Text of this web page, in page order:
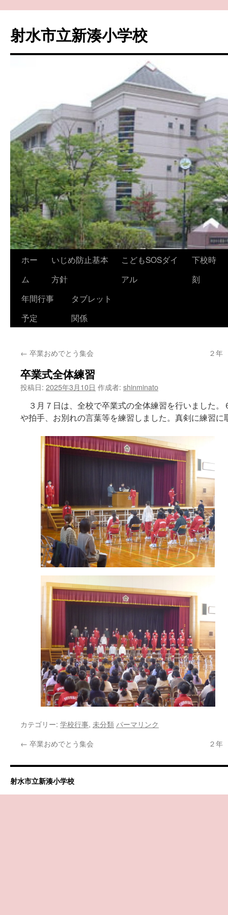
テ
ン
射水市立新湊小学校
ホー
ム
いじめ防止基本
方針
こどもSOSダイ
アル
下校時
刻
年間行事
予定
タブレット
関係
← 卒業おめでとう集会 ２年
卒業式全体練習
投稿日: 2025年3月10日 作成者: shinminato
３月７日は、全校で卒業式の全体練習を行いました。
や拍手、お別れの言葉等を練習しました。真剣に練習に
カテゴリー: 学校行事, 未分類 パーマリンク
← 卒業おめでとう集会 ２年
射水市立新湊小学校